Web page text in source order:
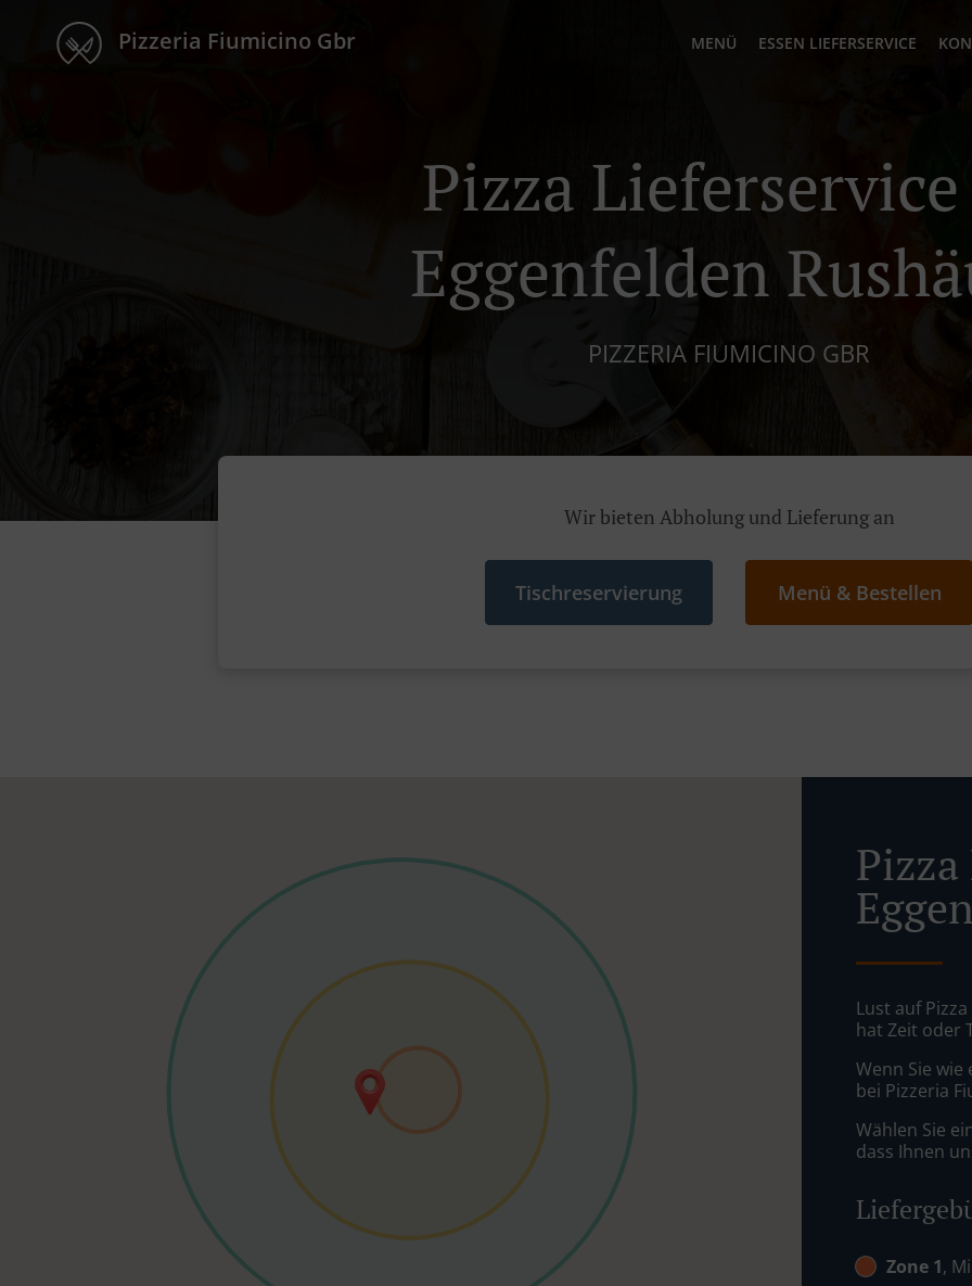
Pizzeria Fiumicino Gbr MENÜ ESSEN LIEFERSERVICE
Pizza
Eggenfelden
PIZZERIA FIUMICINO GBR
Wir bieten Abholung und Lieferung an
Tischreservierung Menü & Bestellen
Lust auf
hat Zeit oder
Wenn Sie
bei Pizzeria
Wählen Sie
dass Ihnen
Zone 1,